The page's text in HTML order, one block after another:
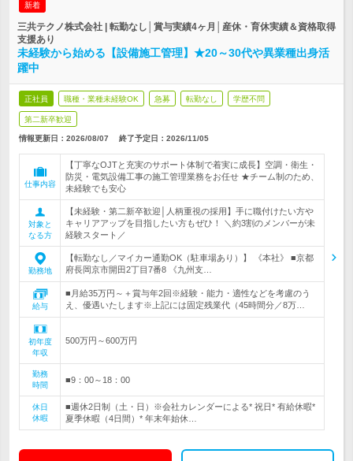
新着
三共テクノ株式会社 | 転勤なし│賞与実績4ヶ月│産休・育休実績＆資格取得
支援あり
未経験から始める【設備施工管理】★20～30代や異業種出身活
躍中
正社員 職種・業種未経験OK 急募 転勤なし 学歴不問
第二新卒歓迎
情報更新日：2026/08/07 終了予定日： 2026/11/05
仕事内容
【丁寧なOJTと充実のサポート体制で着実に成長】空調・衛生・
防災・電気設備工事の施工管理業務をお任せ ★チーム制のため、
未経験でも安心
対象と
なる方
【未経験・第二新卒歓迎│人柄重視の採用】手に職付けたい方や
キャリアアップを目指したい方もぜひ！ ＼約3割のメンバーが未
経験スタート／
勤務地
【転勤なし／マイカー通勤OK（駐車場あり）】 《本社》 ■京都
府長岡京市開田2丁目7番8 《九州支…
給与
■月給35万円～＋賞与年2回※経験・能力・適性などを考慮のう
え、優遇いたします※上記には固定残業代（45時間分／8万…
初年度
年収
500万円～600万円
勤務
時間
■9：00～18：00
休日
休暇
■週休2日制（土・日）※会社カレンダーによる* 祝日* 有給休暇*
夏季休暇（4日間）* 年末年始休…